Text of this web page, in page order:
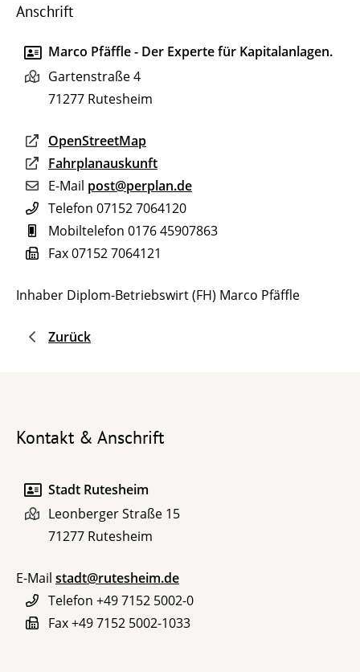
Anschrift
Marco Pfäffle - Der Experte für Kapitalanlagen.
Gartenstraße 4
71277 Rutesheim
OpenStreetMap
Fahrplanauskunft
E-Mail post@perplan.de
Telefon 07152 7064120
Mobiltelefon 0176 45907863
Fax07152 7064121
Inhaber Diplom-Betriebswirt (FH) Marco Pfäffle
Zurück
Kontakt & Anschrift
Stadt Rutesheim
Leonberger Straße 15
71277 Rutesheim
E-Mail stadt@rutesheim.de
Telefon +49 7152 5002-0
Fax+49 7152 5002-1033